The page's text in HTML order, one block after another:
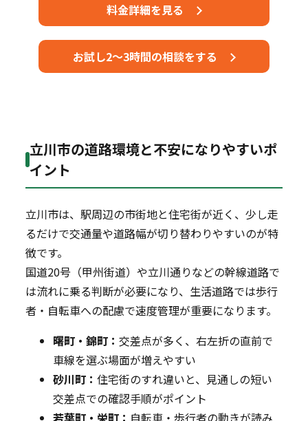
料金詳細を見る
お試し2～3時間の相談をする
立川市の道路環境と不安になりやすいポ
イント
立川市は、駅周辺の市街地と住宅街が近く、少し走
るだけで交通量や道路幅が切り替わりやすいのが特
徴です。
国道20号（甲州街道）や立川通りなどの幹線道路で
は流れに乗る判断が必要になり、生活道路では歩行
者・自転車への配慮で速度管理が重要になります。
曙町・錦町：交差点が多く、右左折の直前で
車線を選ぶ場面が増えやすい
砂川町：住宅街のすれ違いと、見通しの短い
交差点での確認手順がポイント
若葉町・栄町： 自転車・歩行者の動きが読み